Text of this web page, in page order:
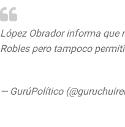
López Obrador informa que
Robles pero tampoco
— GurúPolítico